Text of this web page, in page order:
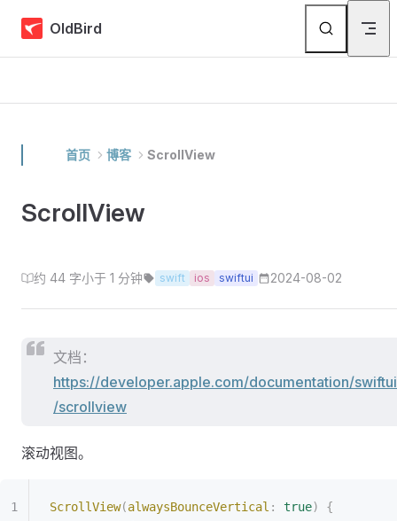
Skip to content
OldBird
首页 博客 ScrollView
ScrollView
约 44 字小于 1 分钟 swift ios swiftui 2024-08-02
文档：
https://developer.apple.com/documentation/swiftui
/scrollview
滚动视图。
ScrollView(alwaysBounceVertical : true)
{